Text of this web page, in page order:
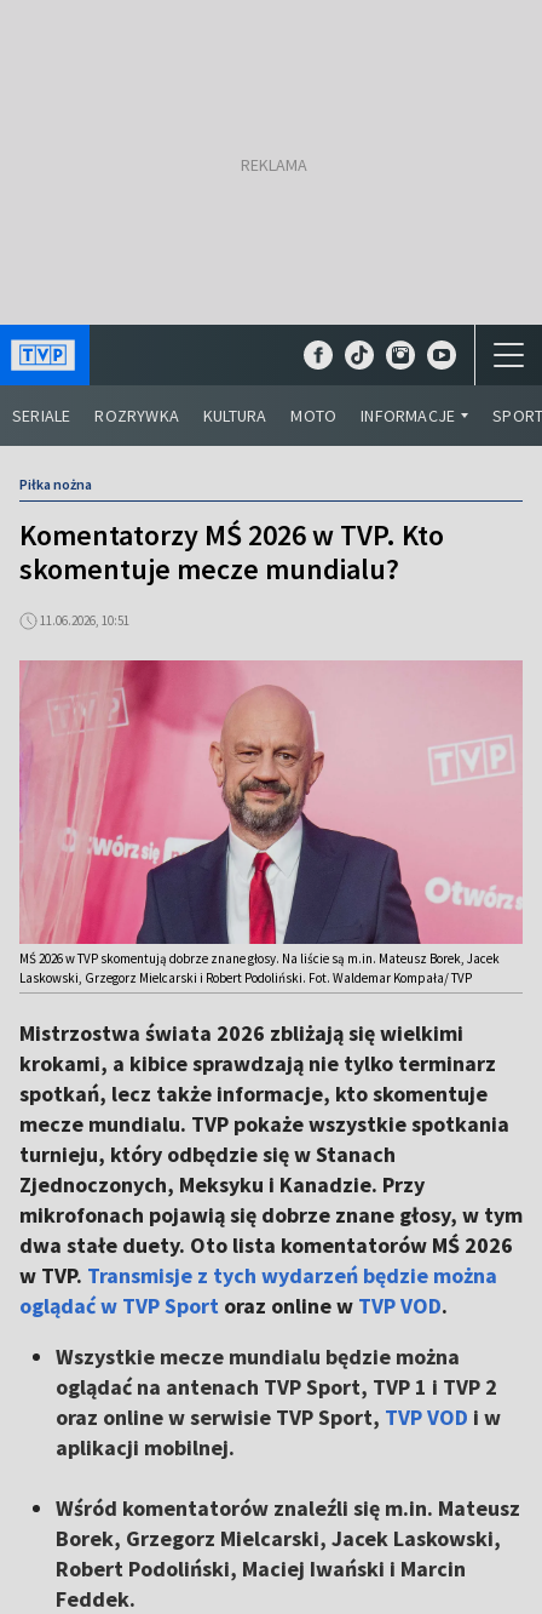
SERIALE ROZRYWKA KULTURA MOTO INFORMACJE
Piłka nożna
Komentatorzy MŚ 2026 w TVP. Kto
skomentuje mecze mundialu?
11.06.2026, 10:51
MŚ 2026 w TVP skomentują dobrze znane głosy. Na liście są m.in. Mateusz Borek, Jacek
Laskowski, Grzegorz Mielcarski i Robert Podoliński. Fot. Waldemar Kompała/ TVP
Mistrzostwa świata 2026 zbliżają się wielkimi
krokami, a kibice sprawdzają nie tylko terminarz
spotkań, lecz także informacje, kto skomentuje
mecze mundialu. TVP pokaże wszystkie spotkania
turnieju, który odbędzie się w Stanach
Zjednoczonych, Meksyku i Kanadzie. Przy
mikrofonach pojawią się dobrze znane głosy, w tym
dwa stałe duety. Oto lista komentatorów MŚ 2026
w TVP. Transmisje z tych wydarzeń będzie można
oglądać w TVP Sport oraz online w TVP VOD.
Wszystkie mecze mundialu będzie można
oglądać na antenach TVP Sport, TVP 1 i TVP 2
oraz online w serwisie TVP Sport, TVP VOD i w
aplikacji mobilnej.
Wśród komentatorów znaleźli się m.in. Mateusz
Borek, Grzegorz Mielcarski, Jacek Laskowski,
Robert Podoliński, Maciej Iwański i Marcin
Feddek.